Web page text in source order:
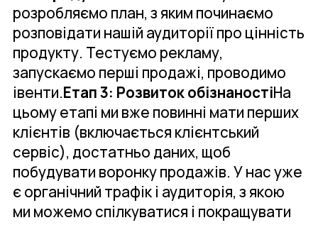
розробляємо план, з яким починаємо
розповідати нашій аудиторії про цінність
продукту. Тестуємо рекламу,
запускаємо перші продажі, проводимо
івенти.Етап 3: Розвиток обізнаностіНа
цьому етапі ми вже повинні мати перших
клієнтів (включається клієнтський
сервіс), достатньо даних, щоб
побудувати воронку продажів. У нас уже
є органічний трафік і аудиторія, з якою
ми можемо спілкуватися і покращувати